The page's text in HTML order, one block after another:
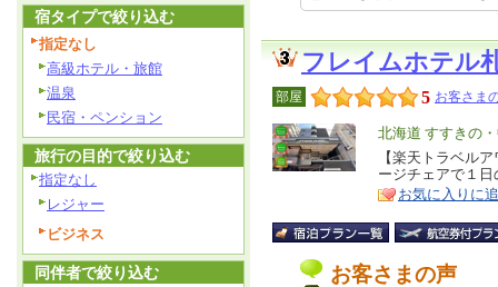
フレイムホテル
部屋 5 お客さま
エ
リ
ア
北海道 すすきの
特
徴
【楽天トラベル
ージチェアで１
お気に入りに
お客さまの声
宿タイプで絞り込む
指定なし
高級ホテル・旅館
温泉
民宿・ペンション
旅行の目的で絞り込む
指定なし
レジャー
ビジネス
同伴者で絞り込む